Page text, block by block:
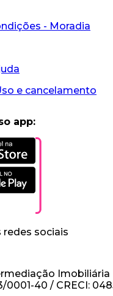
- Moradia
e cancelamento
app:
redes sociais
Imobiliária
0001-40 / CRECI: